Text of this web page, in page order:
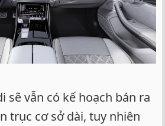
sẽ vẫn có kế hoạch bán ra
trục cơ sở dài, tuy nhiên